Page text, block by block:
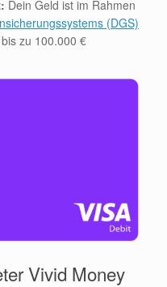
Dein Geld ist im Rahmen
(DGS)
zu 100.000 €
Vivid Money